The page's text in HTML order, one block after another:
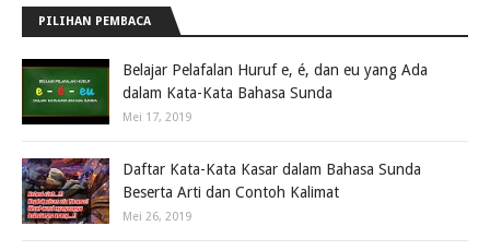
PILIHAN PEMBACA
Belajar Pelafalan Huruf e, é, dan eu yang Ada
dalam Kata-Kata Bahasa Sunda
Mei 17, 2019
Daftar Kata-Kata Kasar dalam Bahasa Sunda
Beserta Arti dan Contoh Kalimat
Mei 26, 2019